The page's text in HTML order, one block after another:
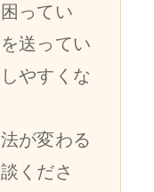
ってい
送ってい
やすくな
が変わる
くださ